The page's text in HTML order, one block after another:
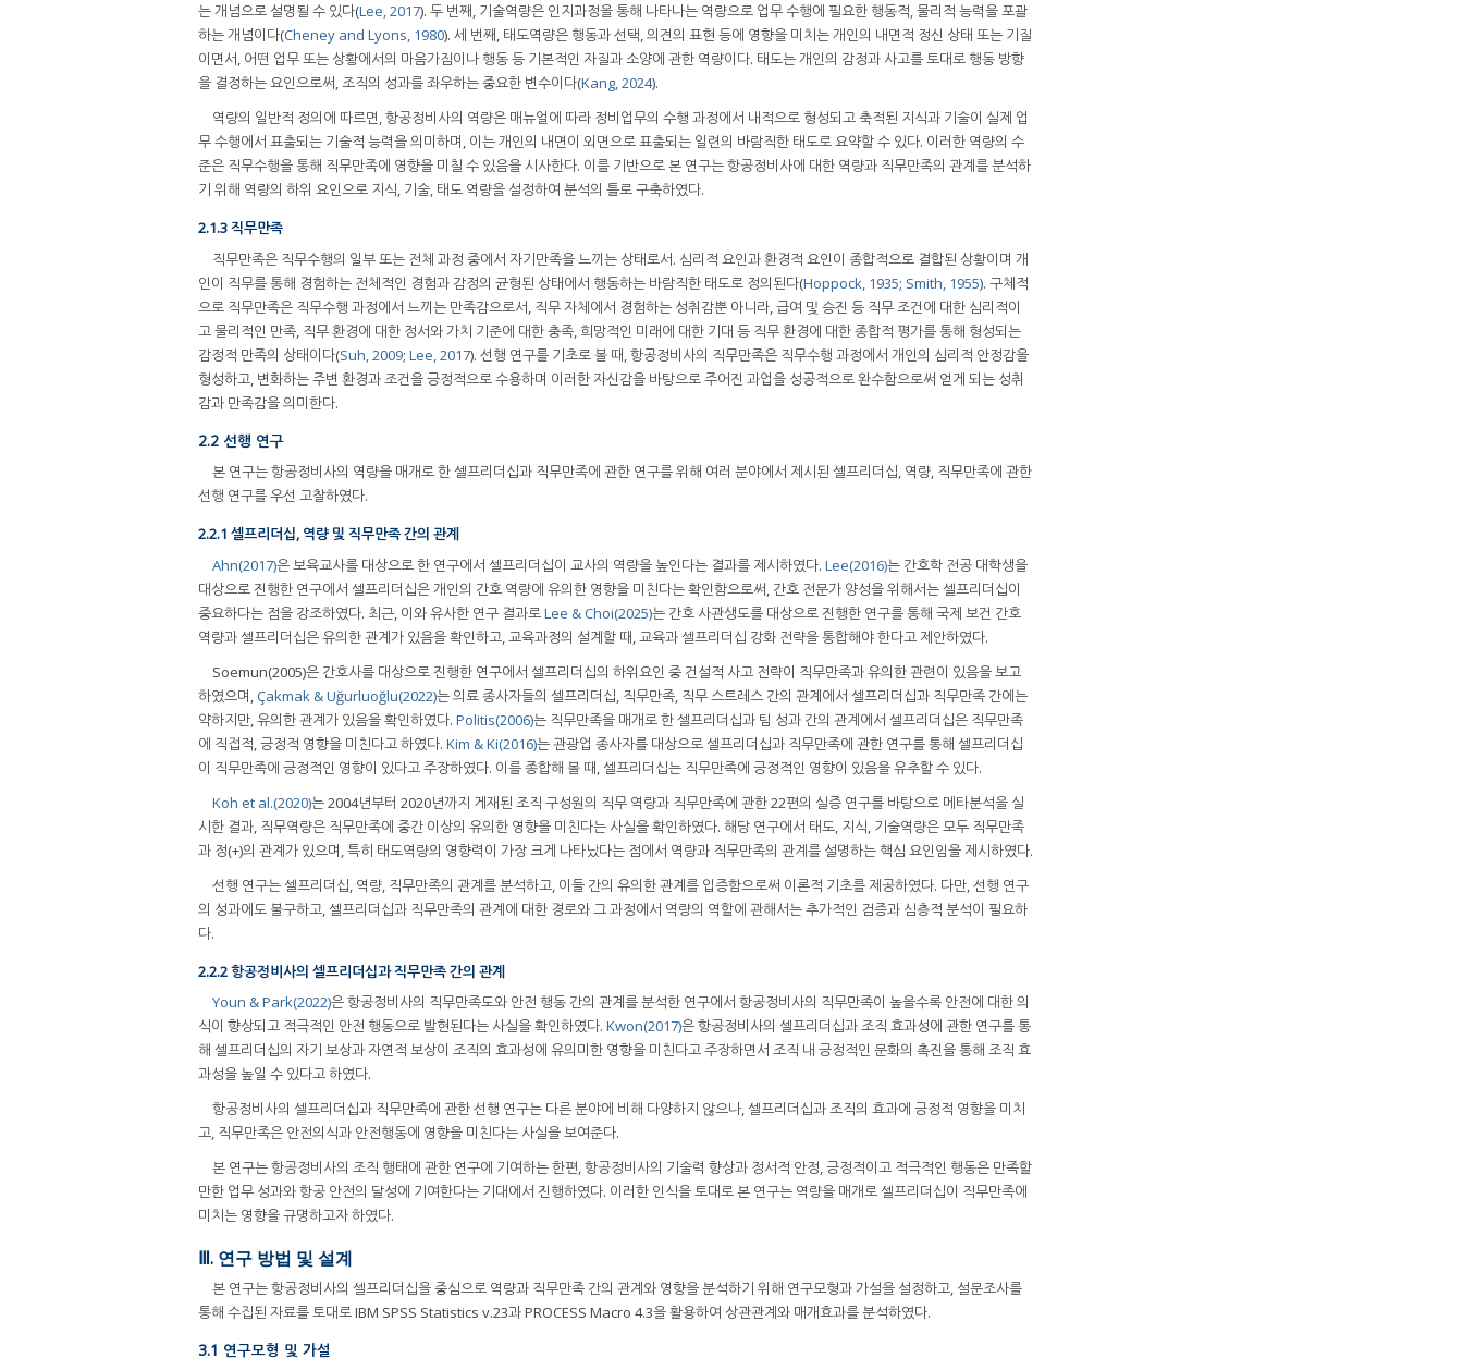
는 개념으로 설명될 수 있다(Lee, 2017). 두 번째, 기술역량은 인지과정을 통해 나타나는 역량으로 업무 수행에 필요한 행동적, 물리적 능력을 포괄
하는 개념이다(Cheney and Lyons, 1980). 세 번째, 태도역량은 행동과 선택, 의견의 표현 등에 영향을 미치는 개인의 내면적 정신 상태 또는 기질
이면서, 어떤 업무 또는 상황에서의 마음가짐이나 행동 등 기본적인 자질과 소양에 관한 역량이다. 태도는 개인의 감정과 사고를 토대로 행동 방향
을 결정하는 요인으로써, 조직의 성과를 좌우하는 중요한 변수이다(Kang, 2024).
역량의 일반적 정의에 따르면, 항공정비사의 역량은 매뉴얼에 따라 정비업무의 수행 과정에서 내적으로 형성되고 축적된 지식과 기술이 실제 업
무 수행에서 표출되는 기술적 능력을 의미하며, 이는 개인의 내면이 외면으로 표출되는 일련의 바람직한 태도로 요약할 수 있다. 이러한 역량의 수
준은 직무수행을 통해 직무만족에 영향을 미칠 수 있음을 시사한다. 이를 기반으로 본 연구는 항공정비사에 대한 역량과 직무만족의 관계를 분석하
기 위해 역량의 하위 요인으로 지식, 기술, 태도 역량을 설정하여 분석의 틀로 구축하였다.
2.1.3 직무만족
직무만족은 직무수행의 일부 또는 전체 과정 중에서 자기만족을 느끼는 상태로서. 심리적 요인과 환경적 요인이 종합적으로 결합된 상황이며 개
인이 직무를 통해 경험하는 전체적인 경험과 감정의 균형된 상태에서 행동하는 바람직한 태도로 정의된다(Hoppock, 1935; Smith, 1955). 구체적
으로 직무만족은 직무수행 과정에서 느끼는 만족감으로서, 직무 자체에서 경험하는 성취감뿐 아니라, 급여 및 승진 등 직무 조건에 대한 심리적이
고 물리적인 만족, 직무 환경에 대한 정서와 가치 기준에 대한 충족, 희망적인 미래에 대한 기대 등 직무 환경에 대한 종합적 평가를 통해 형성되는
감정적 만족의 상태이다(Suh, 2009; Lee, 2017). 선행 연구를 기초로 볼 때, 항공정비사의 직무만족은 직무수행 과정에서 개인의 심리적 안정감을
형성하고, 변화하는 주변 환경과 조건을 긍정적으로 수용하며 이러한 자신감을 바탕으로 주어진 과업을 성공적으로 완수함으로써 얻게 되는 성취
감과 만족감을 의미한다.
2.2 선행 연구
본 연구는 항공정비사의 역량을 매개로 한 셀프리더십과 직무만족에 관한 연구를 위해 여러 분야에서 제시된 셀프리더십, 역량, 직무만족에 관한
선행 연구를 우선 고찰하였다.
2.2.1 셀프리더십, 역량 및 직무만족 간의 관계
Ahn(2017)은 보육교사를 대상으로 한 연구에서 셀프리더십이 교사의 역량을 높인다는 결과를 제시하였다. Lee(2016)는 간호학 전공 대학생을
대상으로 진행한 연구에서 셀프리더십은 개인의 간호 역량에 유의한 영향을 미친다는 확인함으로써, 간호 전문가 양성을 위해서는 셀프리더십이
중요하다는 점을 강조하였다. 최근, 이와 유사한 연구 결과로Lee & Choi(2025)는 간호 사관생도를 대상으로 진행한 연구를 통해 국제 보건 간호
역량과 셀프리더십은 유의한 관계가 있음을 확인하고, 교육과정의 설계할 때, 교육과 셀프리더십 강화 전략을 통합해야 한다고 제안하였다.
Soemun(2005)은 간호사를 대상으로 진행한 연구에서 셀프리더십의 하위요인 중 건설적 사고 전략이 직무만족과 유의한 관련이 있음을 보고
하였으며, Çakmak & Uğurluoğlu(2022)는 의료 종사자들의 셀프리더십, 직무만족, 직무 스트레스 간의 관계에서 셀프리더십과 직무만족 간에는
약하지만, 유의한 관계가 있음을 확인하였다. Politis(2006)는 직무만족을 매개로 한 셀프리더십과 팀 성과 간의 관계에서 셀프리더십은 직무만족
에 직접적, 긍정적 영향을 미친다고 하였다. Kim & Ki(2016)는 관광업 종사자를 대상으로 셀프리더십과 직무만족에 관한 연구를 통해 셀프리더십
이 직무만족에 긍정적인 영향이 있다고 주장하였다. 이를 종합해 볼 때, 셀프리더십는 직무만족에 긍정적인 영향이 있음을 유추할 수 있다.
Koh et al.(2020)는 2004년부터 2020년까지 게재된 조직 구성원의 직무 역량과 직무만족에 관한 22편의 실증 연구를 바탕으로 메타분석을 실
시한 결과, 직무역량은 직무만족에 중간 이상의 유의한 영향을 미친다는 사실을 확인하였다. 해당 연구에서 태도, 지식, 기술역량은 모두 직무만족
과 정(+)의 관계가 있으며, 특히 태도역량의 영향력이 가장 크게 나타났다는 점에서 역량과 직무만족의 관계를 설명하는 핵심 요인임을 제시하였다.
선행 연구는 셀프리더십, 역량, 직무만족의 관계를 분석하고, 이들 간의 유의한 관계를 입증함으로써 이론적 기초를 제공하였다. 다만, 선행 연구
의 성과에도 불구하고, 셀프리더십과 직무만족의 관계에 대한 경로와 그 과정에서 역량의 역할에 관해서는 추가적인 검증과 심층적 분석이 필요하
다.
2.2.2 항공정비사의 셀프리더십과 직무만족 간의 관계
Youn & Park(2022)은 항공정비사의 직무만족도와 안전 행동 간의 관계를 분석한 연구에서 항공정비사의 직무만족이 높을수록 안전에 대한 의
식이 향상되고 적극적인 안전 행동으로 발현된다는 사실을 확인하였다. Kwon(2017)은 항공정비사의 셀프리더십과 조직 효과성에 관한 연구를 통
해 셀프리더십의 자기 보상과 자연적 보상이 조직의 효과성에 유의미한 영향을 미친다고 주장하면서 조직 내 긍정적인 문화의 촉진을 통해 조직 효
과성을 높일 수 있다고 하였다.
항공정비사의 셀프리더십과 직무만족에 관한 선행 연구는 다른 분야에 비해 다양하지 않으나, 셀프리더십과 조직의 효과에 긍정적 영향을 미치
고, 직무만족은 안전의식과 안전행동에 영향을 미친다는 사실을 보여준다.
본 연구는 항공정비사의 조직 행태에 관한 연구에 기여하는 한편, 항공정비사의 기술력 향상과 정서적 안정, 긍정적이고 적극적인 행동은 만족할
만한 업무 성과와 항공 안전의 달성에 기여한다는 기대에서 진행하였다. 이러한 인식을 토대로 본 연구는 역량을 매개로 셀프리더십이 직무만족에
미치는 영향을 규명하고자 하였다.
Ⅲ. 연구 방법 및 설계
본 연구는 항공정비사의 셀프리더십을 중심으로 역량과 직무만족 간의 관계와 영향을 분석하기 위해 연구모형과 가설을 설정하고, 설문조사를
통해 수집된 자료를 토대로 IBM SPSS Statistics v.23과 PROCESS Macro 4.3을 활용하여 상관관계와 매개효과를 분석하였다.
3.1 연구모형 및 가설